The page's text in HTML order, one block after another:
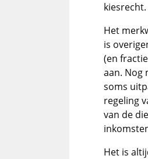
kiesrecht.
Het
is
(en
aan. Nog
soms
regeling
van de
Het is